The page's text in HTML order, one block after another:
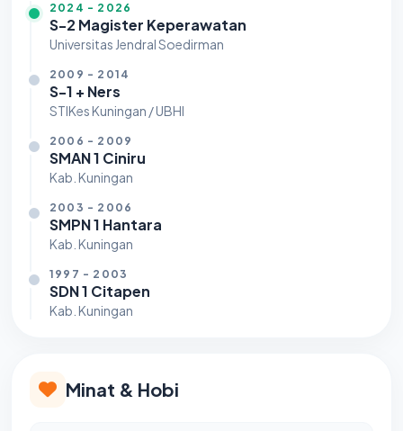
2024 - 2026
S-2 Magister Keperawatan
Universitas Jendral Soedirman
2009 - 2014
S-1 + Ners
STIKes Kuningan / UBHI
2006 - 2009
SMAN 1 Ciniru
Kab. Kuningan
2003 - 2006
SMPN 1 Hantara
Kab. Kuningan
1997 - 2003
SDN 1 Citapen
Kab. Kuningan
Minat & Hobi